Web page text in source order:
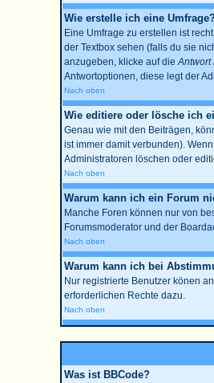
Wie erstelle ich eine Umfrage?
Eine Umfrage zu erstellen ist
der Textbox sehen (falls du sie
anzugeben, klicke auf dieAntwort
Antwortoptionen, diese legt der
Nach oben
Wie editiere oder lösche ich
Genau wie mit den Beiträgen,
ist immer damit verbunden).
Administratoren löschen oder
Nach oben
Warum kann ich ein Forum
Manche Foren können nur von
Forumsmoderator und der
Nach oben
Warum kann ich bei
Nur registrierte Benutzer könen
erforderlichen Rechte dazu.
Nach oben
Was ist BBCode?